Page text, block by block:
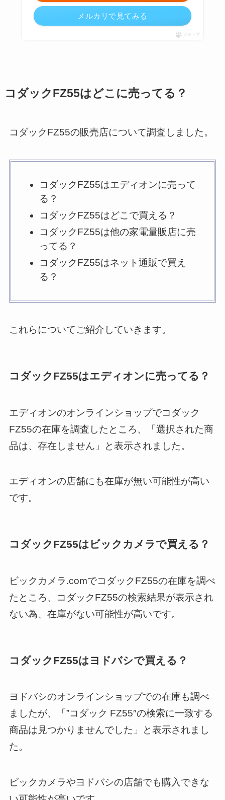
メルカリで見てみる
ポチップ
コダックFZ55はどこに売ってる？
コダックFZ55の販売店について調査しました。
コダックFZ55はエディオンに売って
る？
コダックFZ55はどこで買える？
コダックFZ55は他の家電量販店に売
ってる？
コダックFZ55はネット通販で買え
る？
これらについてご紹介していきます。
コダックFZ55はエディオンに売ってる？
エディオンのオンラインショップでコダック
FZ55の在庫を調査したところ、「選択された商
品は、存在しません」と表示されました。
エディオンの店舗にも在庫が無い可能性が高い
です。
コダックFZ55はビックカメラで買える？
ビックカメラ.comでコダックFZ55の在庫を調べ
たところ、コダックFZ55の検索結果が表示され
ない為、在庫がない可能性が高いです。
コダックFZ55はヨドバシで買える？
ヨドバシのオンラインショップでの在庫も調べ
ましたが、「”コダック FZ55″の検索に一致する
商品は見つかりませんでした」と表示されまし
た。
ビックカメラやヨドバシの店舗でも購入できな